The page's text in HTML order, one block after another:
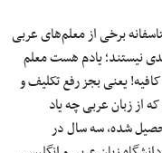
برخی از معلم‌های عربی
نیستند؛ یادم هست معلم
به ما می‌گفت: ۱۰بگیرید کافیه! یعنی بجز رفع تکلیف و
از زبان عربی چه یاد
شده، سه سال در